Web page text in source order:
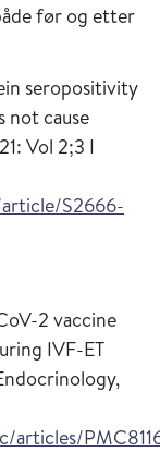
før og etter
seropositivity
cause
Vol 2;3 I
S2666-
2 vaccine
IVF-ET
articles/